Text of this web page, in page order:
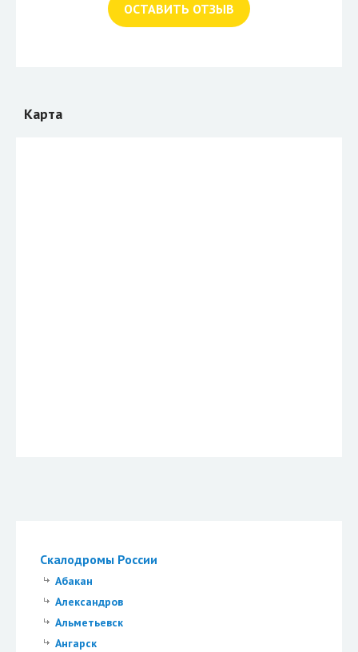
Скалодромы России
Абакан
Александров
Альметьевск
Ангарск
ОСТАВИТЬ ОТЗЫВ
Карта